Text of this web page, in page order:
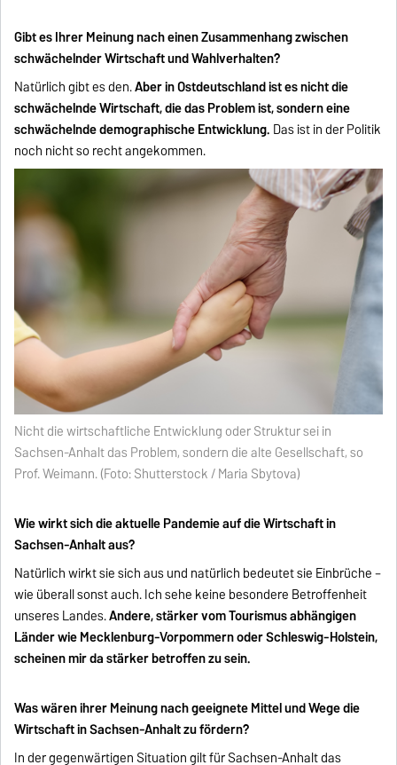
Gibt es Ihrer Meinung nach einen Zusammenhang zwischen
schwächelnder Wirtschaft und Wahlverhalten?
Natürlich gibt es den.Aber in Ostdeutschland ist es nicht die
schwächelnde Wirtschaft, die das Problem ist, sondern eine
schwächelnde demographische Entwicklung. Das ist in der Politik
noch nicht so recht angekommen.
Nicht die wirtschaftliche Entwicklung oder Struktur sei in
Sachsen-Anhalt das Problem, sondern die alte Gesellschaft, so
Prof. Weimann. (Foto: Shutterstock / Maria Sbytova)
Wie wirkt sich die aktuelle Pandemie auf die Wirtschaft in
Sachsen-Anhalt aus?
Natürlich wirkt sie sich aus und natürlich bedeutet sie Einbrüche –
wie überall sonst auch. Ich sehe keine besondere Betroffenheit
unseres Landes.Andere, stärker vom Tourismus abhängigen
Länder wie Mecklenburg-Vorpommern oder Schleswig-Holstein,
scheinen mir da stärker betroffen zu sein.
Was wären ihrer Meinung nach geeignete Mittel und Wege die
Wirtschaft in Sachsen-Anhalt zu fördern?
In der gegenwärtigen Situation gilt für Sachsen-Anhalt das